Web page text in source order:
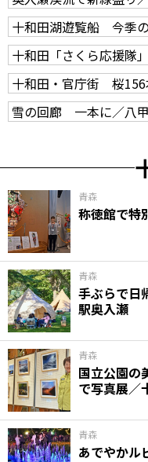
十和田湖遊覧船 今季
十和田「さくら応援隊
十和田・官庁街 桜156
雪の回廊 一本に／八
青森
称徳館で特
青森
手ぶらで日
駅奥入瀬
青森
国立公園の
で写真展／
青森
あでやかル